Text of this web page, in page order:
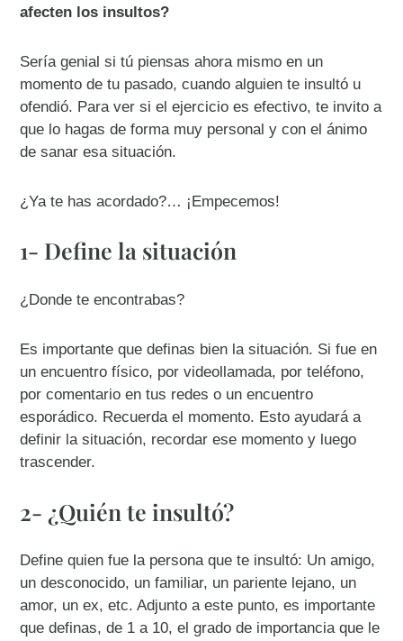
afecten los insultos?
Sería genial si tú piensas ahora mismo en un
momento de tu pasado, cuando alguien te insultó u
ofendió. Para ver si el ejercicio es efectivo, te invito a
que lo hagas de forma muy personal y con el ánimo
de sanar esa situación.
¿Ya te has acordado?… ¡Empecemos!
1- Define la situación
¿Donde te encontrabas?
Es importante que definas bien la situación. Si fue en
un encuentro físico, por videollamada, por teléfono,
por comentario en tus redes o un encuentro
esporádico. Recuerda el momento. Esto ayudará a
definir la situación, recordar ese momento y luego
trascender.
2- ¿Quién te insultó?
Define quien fue la persona que te insultó: Un amigo,
un desconocido, un familiar, un pariente lejano, un
amor, un ex, etc. Adjunto a este punto, es importante
que definas, de 1 a 10, el grado de importancia que le